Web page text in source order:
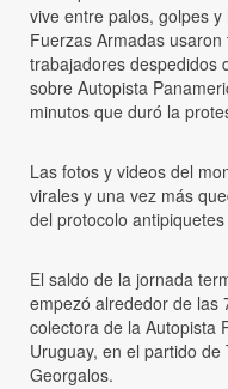
vive entre palos, golpes
Fuerzas Armadas
trabajadores despedidos
sobre Autopista
minutos que duró la
Las fotos y videos del
virales y una vez más
del protocolo
El saldo de la jornada
empezó alrededor de las
colectora de la Autopista
Uruguay, en el partido
Georgalos.